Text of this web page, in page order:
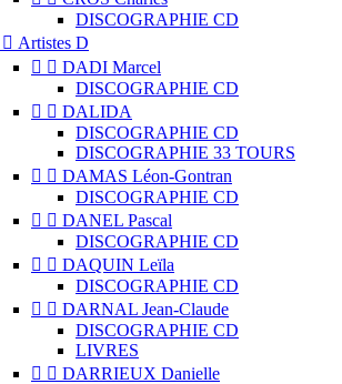
DISCOGRAPHIE CD
 Artistes D
  DADI Marcel
DISCOGRAPHIE CD
  DALIDA
DISCOGRAPHIE CD
DISCOGRAPHIE 33 TOURS
  DAMAS Léon-Gontran
DISCOGRAPHIE CD
  DANEL Pascal
DISCOGRAPHIE CD
  DAQUIN Leïla
DISCOGRAPHIE CD
  DARNAL Jean-Claude
DISCOGRAPHIE CD
LIVRES
  DARRIEUX Danielle